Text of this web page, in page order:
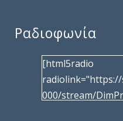
Ραδιοφωνία
[html5radio
radiolink="https://
000/stream/